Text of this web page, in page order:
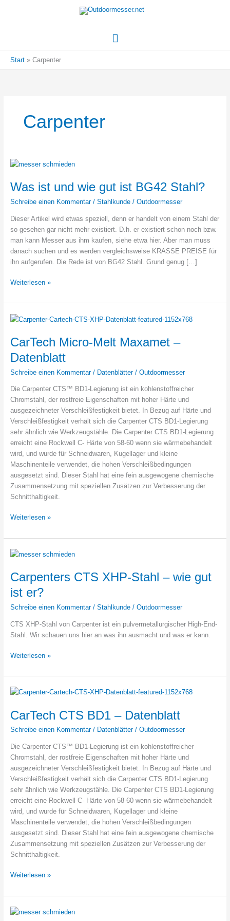
Hauptmenü
Start Carpenter
Carpenter
Was ist und wie gut ist BG42 Stahl?
Schreibe einen Kommentar / Stahlkunde/ Outdoormesser
Dieser Artikel wird etwas speziell, denn er handelt von einem Stahl der
so gesehen gar nicht mehr existiert. D.h. er existiert schon noch bzw.
man kann Messer aus ihm kaufen, siehe etwa hier. Aber man muss
danach suchen und es werden vergleichsweise KRASSE PREISE für
ihn aufgerufen. Die Rede ist von BG42 Stahl. Grund genug […]
Was
und
wie
ist
BG42
Stahl?
Weiterlesen »
CarTech Micro-Melt Maxamet –
Datenblatt
Schreibe einen Kommentar / Datenblätter/ Outdoormesser
Die Carpenter CTS™ BD1-Legierung ist ein kohlenstoffreicher
Chromstahl, der rostfreie Eigenschaften mit hoher Härte und
ausgezeichneter Verschleißfestigkeit bietet. In Bezug auf Härte und
Verschleißfestigkeit verhält sich die Carpenter CTS BD1-Legierung
sehr ähnlich wie Werkzeugstähle. Die Carpenter CTS BD1-Legierung
erreicht eine Rockwell C- Härte von 58-60 wenn sie wärmebehandelt
wird, und wurde für Schneidwaren, Kugellager und kleine
Maschinenteile verwendet, die hohen Verschleißbedingungen
ausgesetzt sind. Dieser Stahl hat eine fein ausgewogene chemische
Zusammensetzung mit speziellen Zusätzen zur Verbesserung der
Schnitthaltigkeit.
CarTech
Melt
Maxamet
Datenblatt
Weiterlesen »
Carpenters CTS XHP-Stahl – wie gut
ist er?
Schreibe einen Kommentar / Stahlkunde/ Outdoormesser
CTS XHP-Stahl von Carpenter ist ein pulvermetallurgischer High-End-
Stahl. Wir schauen uns hier an was ihn ausmacht und was er kann.
Carpenters
XHP-
Stahl
gut
ist
Weiterlesen »
CarTech CTS BD1 – Datenblatt
Schreibe einen Kommentar / Datenblätter/ Outdoormesser
Die Carpenter CTS™ BD1-Legierung ist ein kohlenstoffreicher
Chromstahl, der rostfreie Eigenschaften mit hoher Härte und
ausgezeichneter Verschleißfestigkeit bietet. In Bezug auf Härte und
Verschleißfestigkeit verhält sich die Carpenter CTS BD1-Legierung
sehr ähnlich wie Werkzeugstähle. Die Carpenter CTS BD1-Legierung
erreicht eine Rockwell C- Härte von 58-60 wenn sie wärmebehandelt
wird, und wurde für Schneidwaren, Kugellager und kleine
Maschinenteile verwendet, die hohen Verschleißbedingungen
ausgesetzt sind. Dieser Stahl hat eine fein ausgewogene chemische
Zusammensetzung mit speziellen Zusätzen zur Verbesserung der
Schnitthaltigkeit.
CarTech
BD1
–
Weiterlesen »